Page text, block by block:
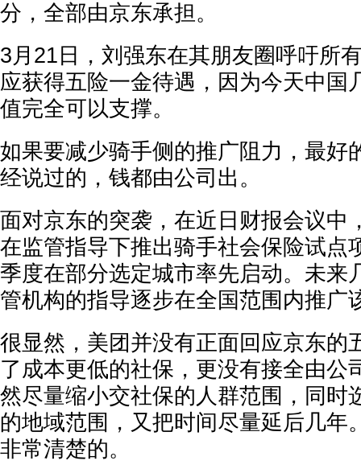
分，全部由京东承担。
3月21日，刘强东在其朋友圈呼吁所
应获得五险一金待遇，因为今天中国
值完全可以支撑。
如果要减少骑手侧的推广阻力，最好
经说过的，钱都由公司出。
面对京东的突袭，在近日财报会议中
在监管指导下推出骑手社会保险试点
季度在部分选定城市率先启动。未来
管机构的指导逐步在全国范围内推广
很显然，美团并没有正面回应京东的
了成本更低的社保，更没有接全由公
然尽量缩小交社保的人群范围，同时
的地域范围，又把时间尽量延后几年
非常清楚的。